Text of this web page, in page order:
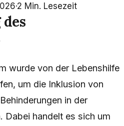
·2 Min. Lesezeit
wurde von der Lebenshilfe
um die Inklusion von
in der
Dabei handelt es sich um